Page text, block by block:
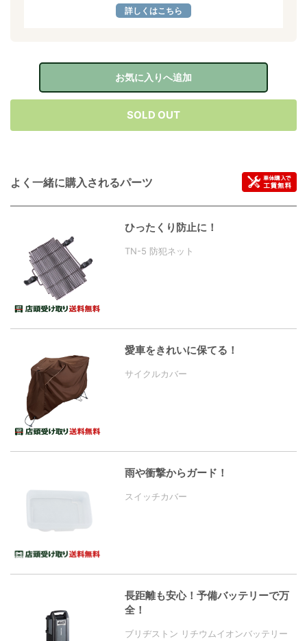
詳しくはこちら
お気に入りへ追加
SOLD OUT
よく一緒に購入されるパーツ
ひったくり防止に！
TN-5 防犯ネット
愛車をきれいに保てる！
サイクルカバー
雨や衝撃からガード！
スイッチカバー
長距離も安心！予備バッテリーで万
全！
ブリヂストン リチウムイオンバッテリー